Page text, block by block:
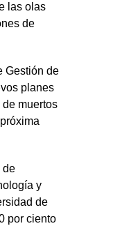
las olas
de
Gestión de
planes
muertos
de
y
de
por ciento